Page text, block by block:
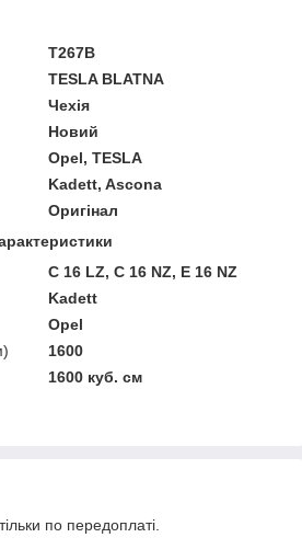
T267B
TESLA BLATNA
Чехія
Новий
Opel, TESLA
Kadett, Ascona
Оригінал
C 16 LZ, C 16 NZ, E 16 NZ
Kadett
Opel
1600
1600 куб. cм
по передоплаті.